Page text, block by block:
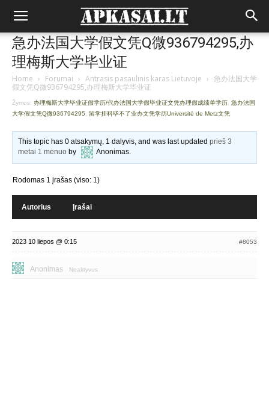
急办法国大学假文凭Q微936794295,办
理梅斯大学毕业证
Home › Forumai › Antrasis pasaulinis karas Lietuvoje › 急办法国大学
假文凭Q微936794295,办理梅斯大学毕业证
Žymos: 办理梅斯大学毕业证假学历/代办法国大学假毕业证文凭办理假成绩单学历 急办法国
大学假文凭Q微936794295
留学挂科毕不了业办文凭学历Université de Metz文凭
This topic has 0 atsakymų, 1 dalyvis, and was last updatedprieš 3
metai 1 mėnuo by Anonimas.
Rodomas 1 įrašas (viso: 1)
Autorius Įrašai
2023 10 liepos @ 0:15 #8053
Anonimas Neaktyvus